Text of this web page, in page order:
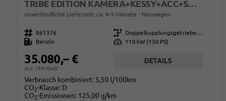
TRIBE EDITION KAMERA+KESSY+ACC+SHZ+LED+19" ALU+FULL LINK+PDC
unverbindliche Lieferzeit: ca. 4-5 Monate Neuwagen
Fahrzeugnr. 861376 Getriebe
Doppelkupplungsgetriebe (DSG)
Kraftstoff
Benzin Leistung 110 kW (150 PS)
35.080,– €
incl. 19% MwSt.
DETAILS
Verbrauch kombiniert: 5,50 l/100km
CO2-Klasse: D
CO2-Emissionen: 125,00 g/km